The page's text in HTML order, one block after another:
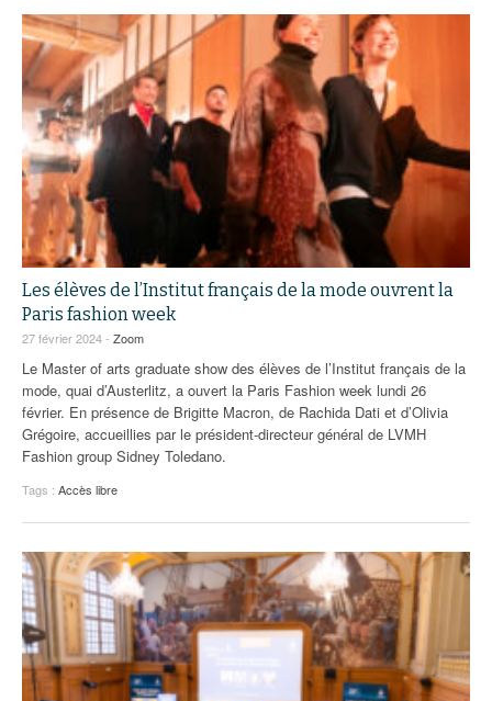
Les élèves de l’Institut français de la mode ouvrent la
Paris fashion week
27 février 2024 - Zoom
Le Master of arts graduate show des élèves de l’Institut français de la
mode, quai d’Austerlitz, a ouvert la Paris Fashion week lundi 26
février. En présence de Brigitte Macron, de Rachida Dati et d’Olivia
Grégoire, accueillies par le président-directeur général de LVMH
Fashion group Sidney Toledano.
Tags : Accès libre